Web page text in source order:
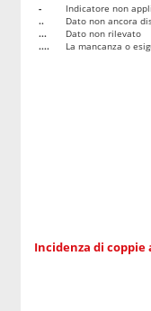
-
Indicatore non
..
Dato non ancora
...
Dato non rilevato
....
La mancanza o
Incidenza di coppie